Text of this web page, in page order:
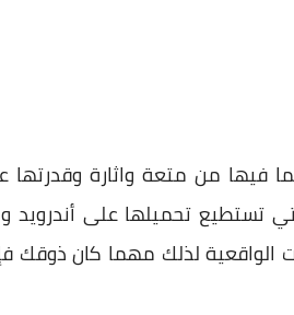
فيها من متعة واثارة
الواقعية لذلك مهما كان